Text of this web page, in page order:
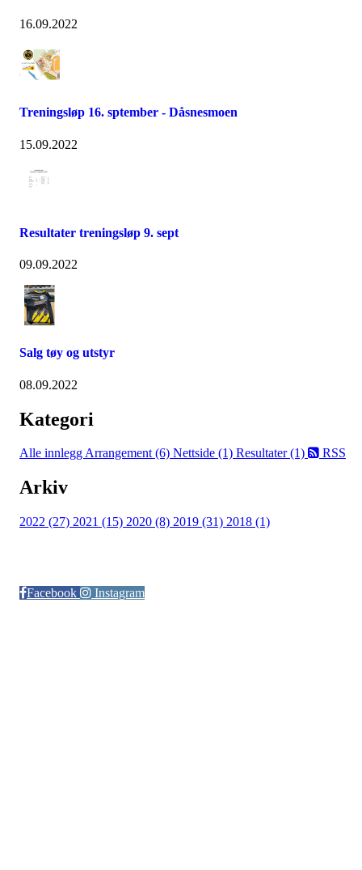
16.09.2022
Treningsløp 16. sptember - Dåsnesmoen
15.09.2022
Resultater treningsløp 9. sept
09.09.2022
Salg tøy og utstyr
08.09.2022
Kategori
Alle innleggArrangement (6) Nettside (1) Resultater (1) RSS
Arkiv
2022 (27) 2021 (15) 2020 (8) 2019 (31) 2018 (1)
Facebook
Instagram